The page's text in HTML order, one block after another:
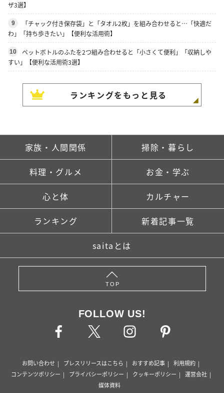
ザ3選】
9
「チャック付き保存袋」と「タオル2枚」を組み合わせると…「快適だ
わ」「持ち歩きたい」【便利な活用術】
10
ペットボトルのふたを2つ組み合わせると「小さくて便利」「収納しや
すい」【便利な活用術3選】
ランキングをもっと見る
家族・人間関係 掃除・暮らし
料理・グルメ お金・学ぶ
心と体 カルチャー
ランキング 新着記事一覧
saitaとは
TOP
FOLLOW US!
お問い合わせ プレスリリースはこちら おすすめ記事
利用規約
コンテンツポリシー
プライバシーポリシー クッキーポリシー
運営会社
媒体資料